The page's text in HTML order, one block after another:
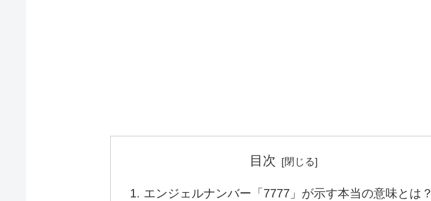
目次
エンジェルナンバー「7777」が示す本当の意味とは？